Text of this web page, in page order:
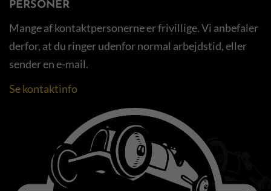
PERSONER
Mange af kontaktpersonerne er frivillige. Vi anbefaler
derfor, at du ringer udenfor normal arbejdstid, eller
sender en e-mail.
Se kontaktinfo